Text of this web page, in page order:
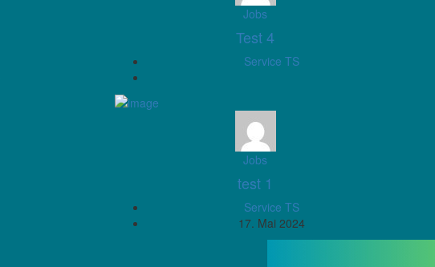
Jobs
Test 4
Service TS
Jobs
test 1
Service TS
17. Mai 2024